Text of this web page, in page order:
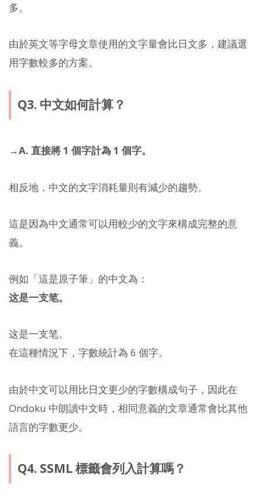
多。
由於英文等字母文章使用的文字量會比日文多，建議選
用字數較多的方案。
Q3. 中文如何計算？
→A. 直接將 1 個字計為 1 個字。
相反地，中文的文字消耗量則有減少的趨勢。
這是因為中文通常可以用較少的文字來構成完整的意
義。
例如「這是原子筆」的中文為：
这是一支笔。
这是一支笔。
在這種情況下，字數統計為 6 個字。
由於中文可以用比日文更少的字數構成句子，因此在
Ondoku 中朗讀中文時，相同意義的文章通常會比其他
語言的字數更少。
Q4. SSML 標籤會列入計算嗎？